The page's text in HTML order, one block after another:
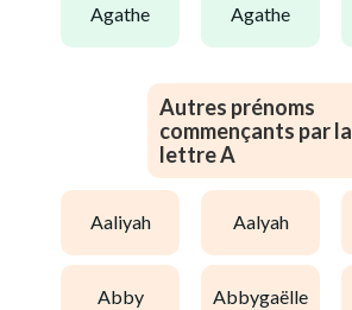
agathe agathe
Autres prénoms
commençants par la
lettre A
aaliyah aalyah
abby abbygaëlle